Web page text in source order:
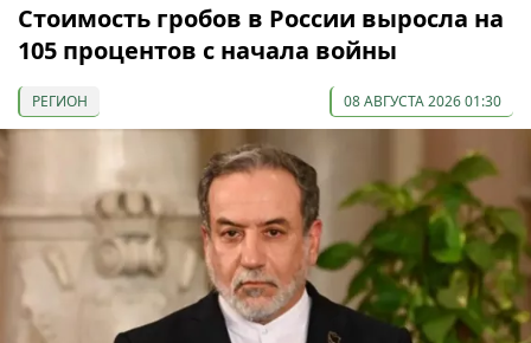
Стоимость гробов в России выросла на
105 процентов с начала войны
РЕГИОН 08 АВГУСТА 2026 01:30